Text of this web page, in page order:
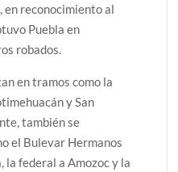
en reconocimiento al
Puebla en
robados.
en tramos como la
y San
también se
el Bulevar Hermanos
la federal a Amozoc y la